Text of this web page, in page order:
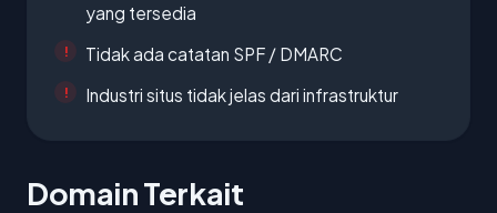
yang tersedia
Tidak ada catatan SPF / DMARC
Industri situs tidak jelas dari infrastruktur
Domain Terkait